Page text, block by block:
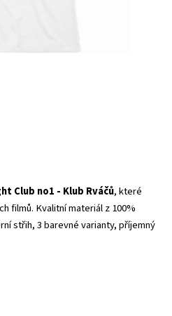
Club no1 - Klub Rváčů, které
filmů. Kvalitní materiál z 100%
střih, 3 barevné varianty, příjemný